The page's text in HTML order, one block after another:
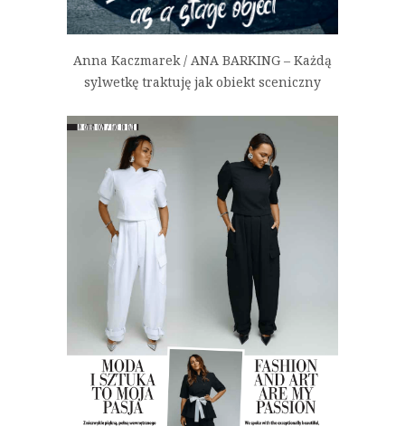
Anna Kaczmarek / ANA BARKING – Każdą
sylwetkę traktuję jak obiekt sceniczny